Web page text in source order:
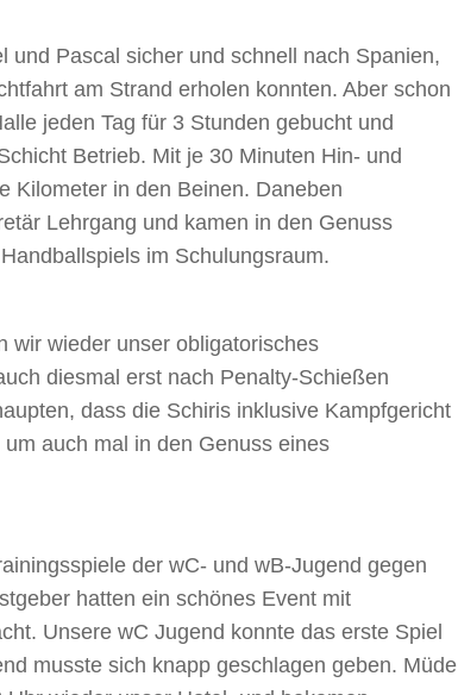
und Pascal sicher und schnell nach Spanien,
am Strand erholen konnten. Aber schon
jeden Tag für 3 Stunden gebucht und
Betrieb. Mit je 30 Minuten Hin- und
Kilometer in den Beinen. Daneben
Lehrgang und kamen in den Genuss
im Schulungsraum.
wir wieder unser obligatorisches
diesmal erst nach Penalty-Schießen
dass die Schiris inklusive Kampfgericht
auch mal in den Genuss eines
der wC- und wB-Jugend gegen
hatten ein schönes Event mit
Unsere wC Jugend konnte das erste Spiel
musste sich knapp geschlagen geben. Müde